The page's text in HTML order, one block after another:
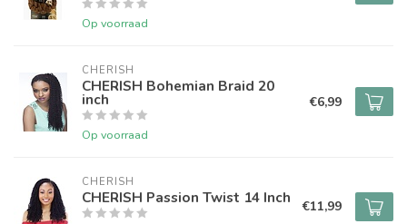
Op voorraad
CHERISH
CHERISH Bohemian Braid 20
inch
Op voorraad
€6,99
CHERISH
CHERISH Passion Twist 14 Inch €11,99